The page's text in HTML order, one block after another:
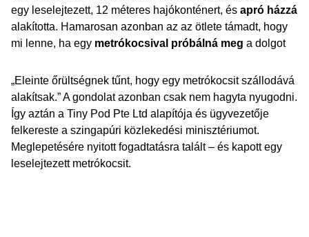
egy leselejtezett, 12 méteres hajókonténert, és apró házzá
alakította. Hamarosan azonban az az ötlete támadt, hogy
mi lenne, ha egy metrókocsival próbálná meg a dolgot
„Eleinte őrültségnek tűnt, hogy egy metrókocsit szállodává
alakítsak.” A gondolat azonban csak nem hagyta nyugodni.
Így aztán a Tiny Pod Pte Ltd alapítója és ügyvezetője
felkereste a szingapúri közlekedési minisztériumot.
Meglepetésére nyitott fogadtatásra talált – és kapott egy
leselejtezett metrókocsit.